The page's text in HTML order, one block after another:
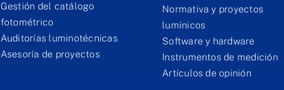
Gestión del catálogo
fotométrico
Auditorías luminotécnicas
Asesoría de proyectos
Normativa y proyectos
lumínicos
Software y hardware
Instrumentos de medición
Artículos de opinión